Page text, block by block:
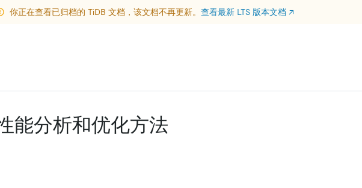
你正在查看已归档的 TiDB 文档，该文档不再更新。 查看最新 LTS 版本文档 ↗
能分析和优化方法